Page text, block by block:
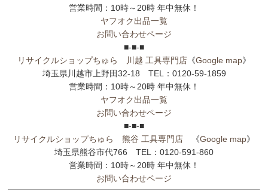
営業時間：10時～20時 年中無休！
ヤフオク出品一覧
お問い合わせページ
■-■-■
リサイクルショップちゅら 川越 工具専門店 《Google map》
埼玉県川越市上野田32-18 TEL：0120-59-1859
営業時間：10時～20時 年中無休！
ヤフオク出品一覧
お問い合わせページ
■-■-■
リサイクルショップちゅら 熊谷 工具専門店 《Google map》
埼玉県熊谷市代766 TEL：0120-591-860
営業時間：10時～20時 年中無休！
お問い合わせページ